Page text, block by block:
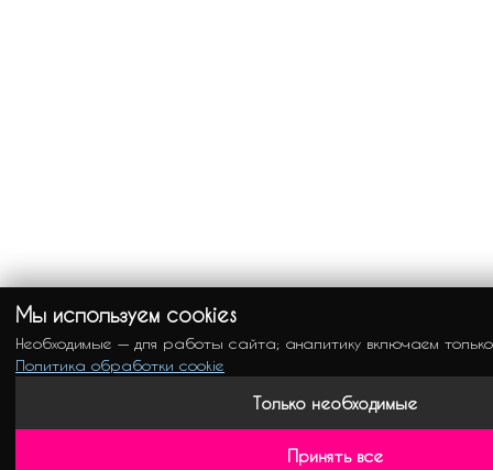
Мы используем cookies
Необходимые — для работы сайта; аналитику включаем
Политика обработки cookie
Только необходимые
Принять все